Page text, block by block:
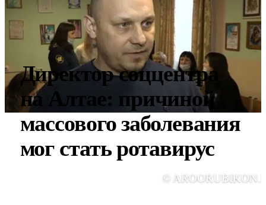
Директор соццентра
на Алтае: причиной
массового заболевания
мог стать ротавирус
©